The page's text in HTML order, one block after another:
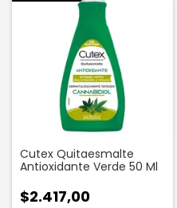
Cutex Quitaesmalte
Antioxidante Verde 50 Ml
$2.417,00